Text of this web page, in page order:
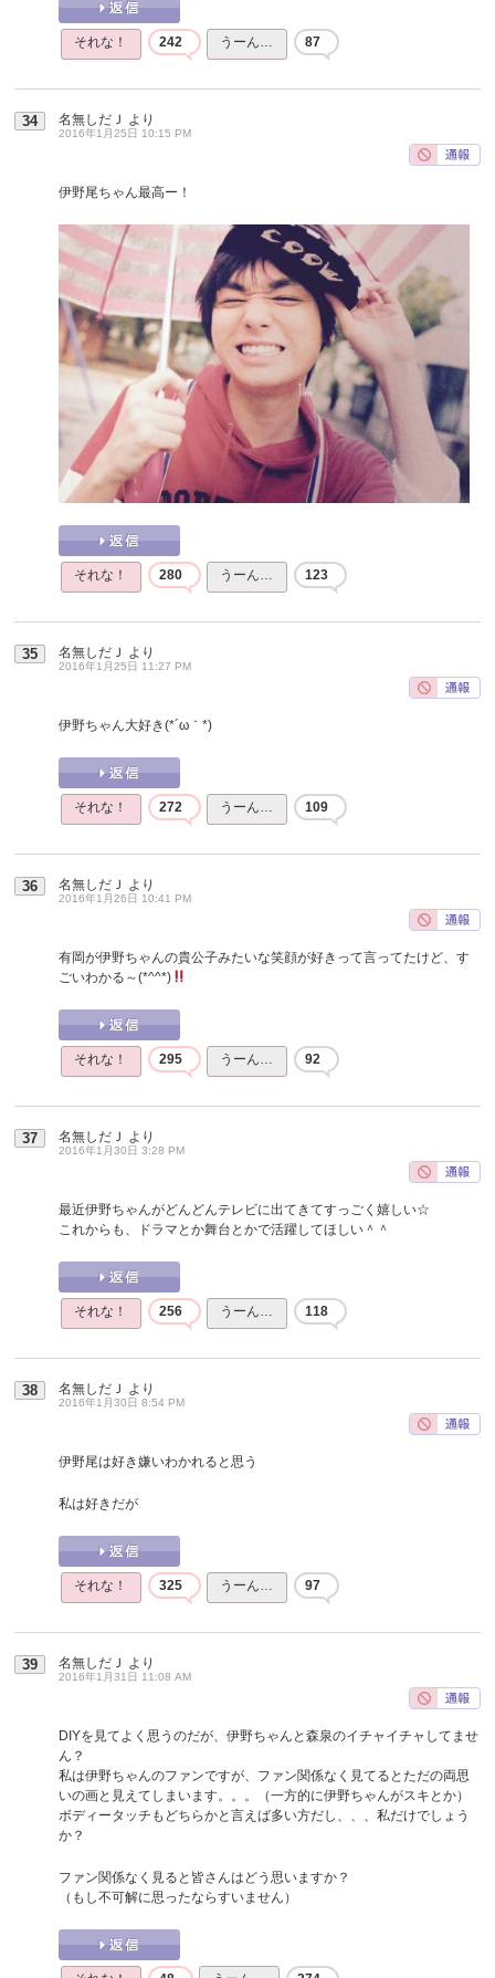
それな！ 242 うーん… 87
34 名無しだＪ より
2016年1月25日 10:15 PM
伊野尾ちゃん最高ー！
それな！ 280 うーん… 123
35 名無しだＪ より
2016年1月25日 11:27 PM
伊野ちゃん大好き(*´ω｀*)
それな！ 272 うーん… 109
36 名無しだＪ より
2016年1月26日 10:41 PM
有岡が伊野ちゃんの貴公子みたいな笑顔が好きって言ってたけど、す
ごいわかる～(*^^*)
それな！ 295 うーん… 92
37 名無しだＪ より
2016年1月30日 3:28 PM
最近伊野ちゃんがどんどんテレビに出てきてすっごく嬉しい☆
これからも、ドラマとか舞台とかで活躍してほしい＾＾
それな！ 256 うーん… 118
38 名無しだＪ より
2016年1月30日 8:54 PM
伊野尾は好き嫌いわかれると思う
私は好きだが
それな！ 325 うーん… 97
39 名無しだＪ より
2016年1月31日 11:08 AM
DIYを見てよく思うのだが、伊野ちゃんと森泉のイチャイチャしてませ
ん？
私は伊野ちゃんのファンですが、ファン関係なく見てるとただの両思
いの画と見えてしまいます。。。（一方的に伊野ちゃんがスキとか）
ボディータッチもどちらかと言えば多い方だし、、、私だけでしょう
か？
ファン関係なく見ると皆さんはどう思いますか？
（もし不可解に思ったならすいません）